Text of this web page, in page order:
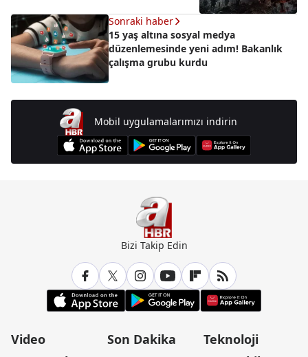
Sonraki haber
15 yaş altına sosyal medya
düzenlemesinde yeni adım! Bakanlık
çalışma grubu kurdu
Mobil uygulamalarımızı indirin
Bizi Takip Edin
Video
Son Dakika
Teknoloji